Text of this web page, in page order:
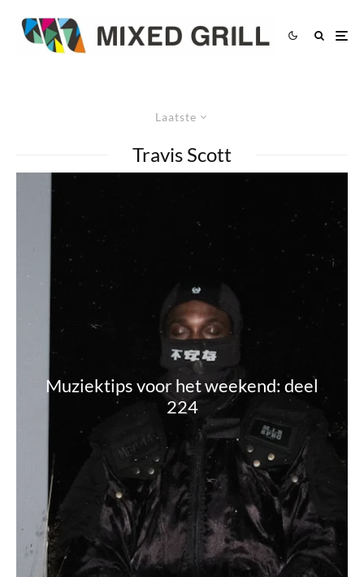
Laatste
Travis Scott
Muziektips voor het weekend: deel
224